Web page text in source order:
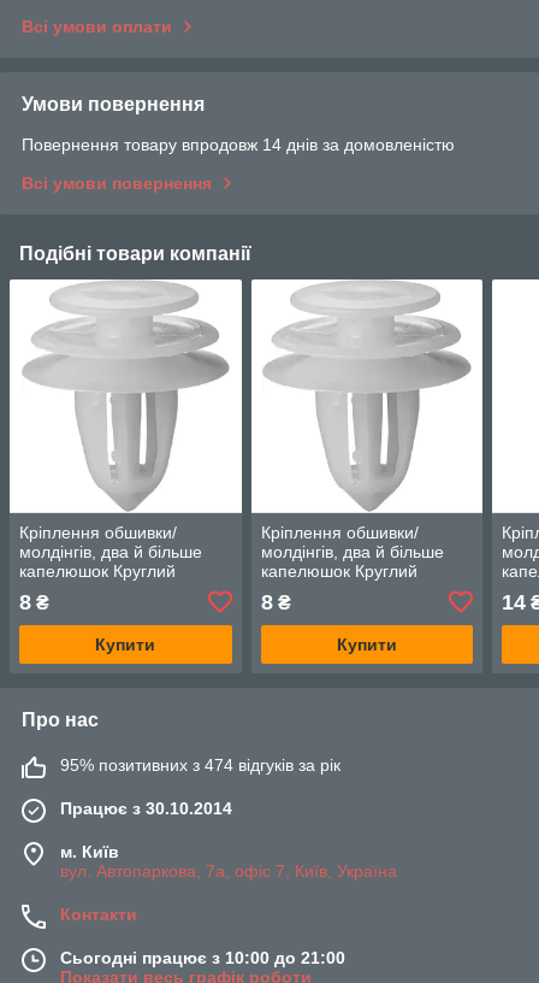
Всі умови оплати
Умови повернення
Повернення товару впродовж 14 днів за домовленістю
Всі умови повернення
Подібні товари компанії
Кріплення обшивки/
молдінгів, два й більше
капелюшок Круглий
8 ₴
Купити
Кріплення обшивки/
молдінгів, два й більше
капелюшок Круглий
8₴
Купити
14
Про нас
95% позитивних з 474 відгуків за рік
Працює з 30.10.2014
м. Київ
вул. Автопаркова, 7а, офіс 7, Київ, Україна
Контакти
Сьогодні працює з 10:00 до 21:00
Показати весь графік роботи